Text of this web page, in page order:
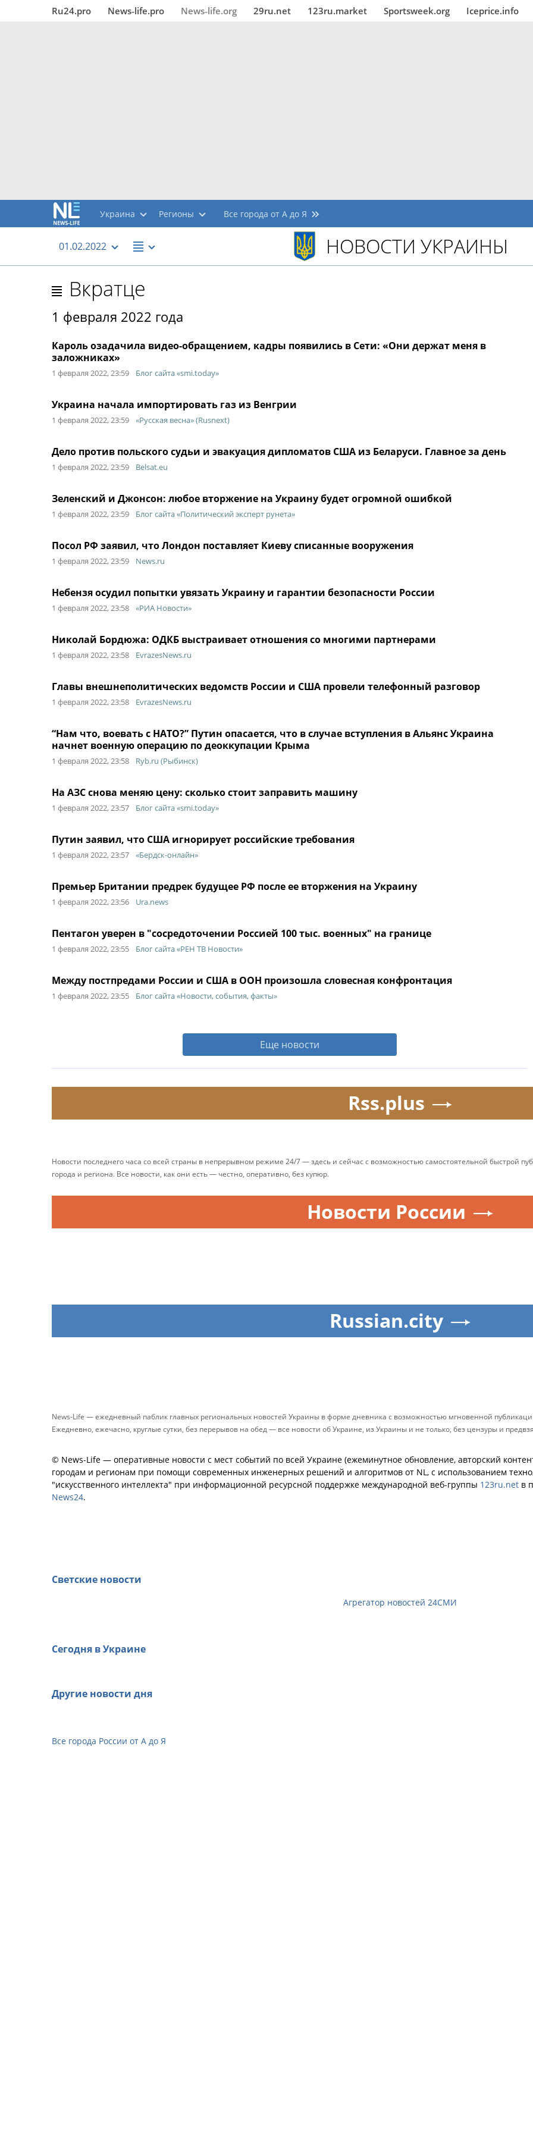
Ru24.pro News‑life.pro News‑life.org 29ru.net 123ru.market Sportsweek.org Iceprice.info
Украина Регионы Все города от А до Я
01.02.2022 НОВОСТИ УКРАИНЫ
Вкратце
1 февраля 2022 года
Кароль озадачила видео-обращением, кадры появились в Сети: «Они держат меня в
заложниках»
1 февраля 2022, 23:59 Блог сайта «smi.today»
Украина начала импортировать газ из Венгрии
1 февраля 2022, 23:59 «Русская весна» (Rusnext)
Дело против польского судьи и эвакуация дипломатов США из Беларуси. Главное за день
1 февраля 2022, 23:59 Belsat.eu
Зеленский и Джонсон: любое вторжение на Украину будет огромной ошибкой
1 февраля 2022, 23:59 Блог сайта «Политический эксперт рунета»
Посол РФ заявил, что Лондон поставляет Киеву списанные вооружения
1 февраля 2022, 23:59 News.ru
Небензя осудил попытки увязать Украину и гарантии безопасности России
1 февраля 2022, 23:58 «РИА Новости»
Николай Бордюжа: ОДКБ выстраивает отношения со многими партнерами
1 февраля 2022, 23:58 EvrazesNews.ru
Главы внешнеполитических ведомств России и США провели телефонный разговор
1 февраля 2022, 23:58 EvrazesNews.ru
“Нам что, воевать с НАТО?” Путин опасается, что в случае вступления в Альянс Украина
начнет военную операцию по деоккупации Крыма
1 февраля 2022, 23:58 Ryb.ru (Рыбинск)
На АЗС снова меняю цену: сколько стоит заправить машину
1 февраля 2022, 23:57 Блог сайта «smi.today»
Путин заявил, что США игнорирует российские требования
1 февраля 2022, 23:57 «Бердск-онлайн»
Премьер Британии предрек будущее РФ после ее вторжения на Украину
1 февраля 2022, 23:56 Ura.news
Пентагон уверен в "сосредоточении Россией 100 тыс. военных" на границе
1 февраля 2022, 23:55 Блог сайта «РЕН ТВ Новости»
Между постпредами России и США в ООН произошла словесная конфронтация
1 февраля 2022, 23:55 Блог сайта «Новости, события, факты»
Еще новости
Rss.plus
Новости последнего часа со всей страны в непрерывном режиме 24/7 — здесь и сейчас с возможностью самостоятельной быстрой
города и региона. Все новости, как они есть — честно, оперативно, без купюр.
Новости России
Russian.city
News-Life — ежедневный паблик главных региональных новостей Украины в форме дневника с возможностью мгновенной
Ежедневно, ежечасно, круглые сутки, без перерывов на обед — все новости об Украине, из Украины и не только, без цензуры и
© News-Life — оперативные новости с мест событий по всей Украине (ежеминутное обновление, авторский
городам и регионам при помощи современных инженерных решений и алгоритмов от NL, с использованием
"искусственного интеллекта" при информационной ресурсной поддержке международной веб-группы 123ru.net в
News24.
Светские новости
Агрегатор новостей 24СМИ
Сегодня в Украине
Другие новости дня
Все города России от А до Я